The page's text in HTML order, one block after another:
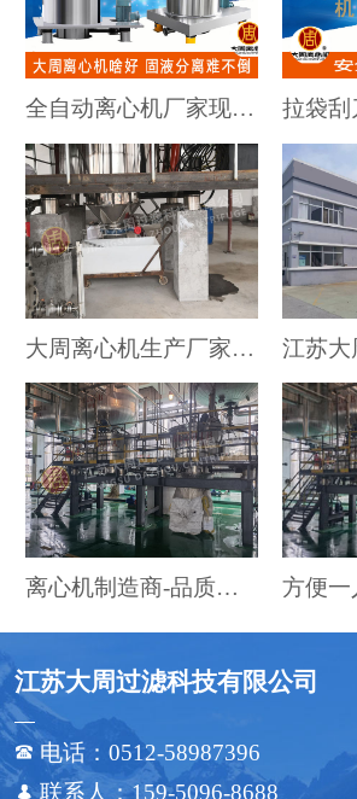
全自动离心机厂家现身说法：如何调试全自动刮刀离心机分离物料效果会更好
大周离心机生产厂家：做个固液分离离心机的传播者
离心机制造商-品质保障与制造工艺剖析
江苏大周过滤科技有限公司
 电话：0512-58987396
 联系人：159-5096-8688